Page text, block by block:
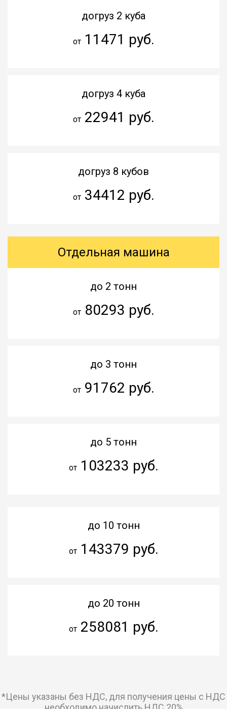
догруз 2 куба
от11471 руб.
догруз 4 куба
от22941 руб.
догруз 8 кубов
от34412 руб.
Отдельная машина
до 2 тонн
от80293 руб.
до 3 тонн
от91762 руб.
до 5 тонн
от103233 руб.
до 10 тонн
от143379 руб.
до 20 тонн
от258081 руб.
*Цены указаны без НДС, для получения цены с НДС